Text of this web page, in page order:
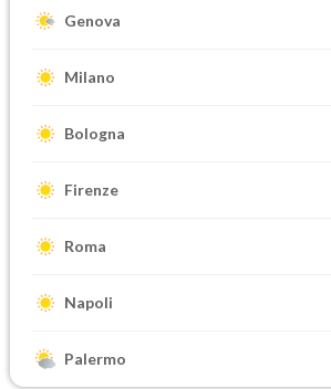
Genova
Milano
Bologna
Firenze
Roma
Napoli
Palermo